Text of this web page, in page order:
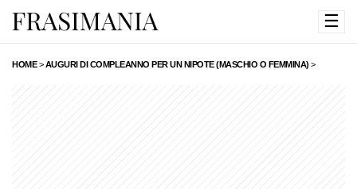
☰
HOME>AUGURI DI COMPLEANNO PER UN NIPOTE (MASCHIO O FEMMINA) >